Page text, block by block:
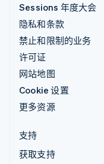
Sessions 年度大会
隐私和条款
禁止和限制的业务
许可证
网站地图
Cookie 设置
更多资源
支持
获取支持